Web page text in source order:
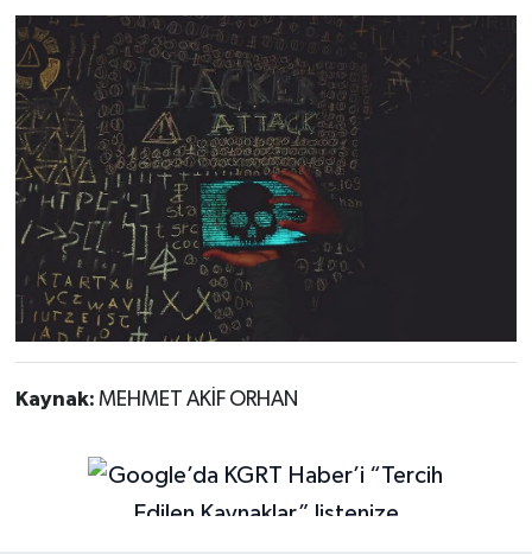
Kaynak: MEHMET AKİF ORHAN